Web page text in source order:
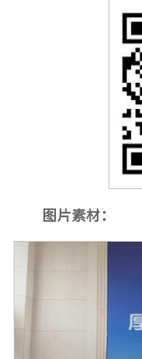
图片素材：